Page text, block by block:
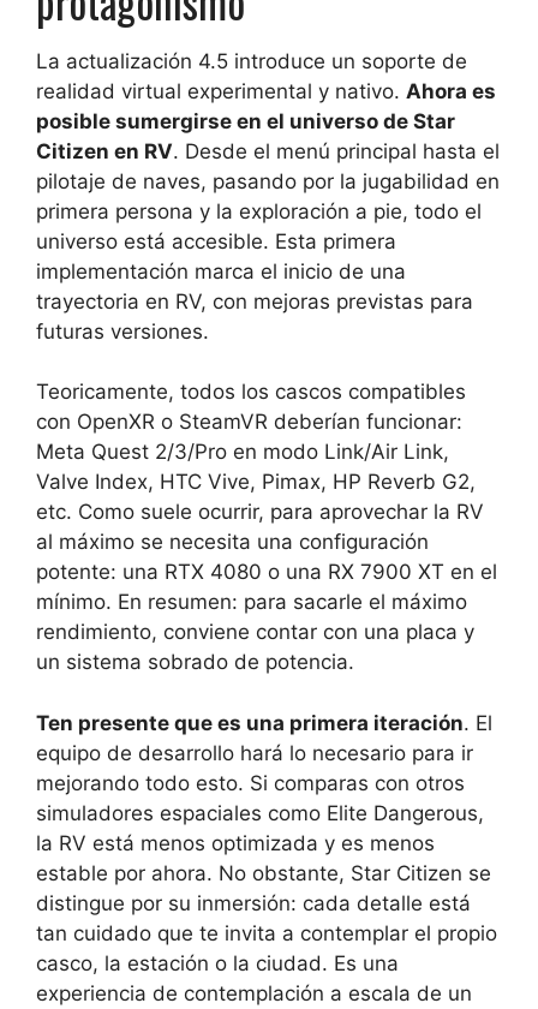
La actualización 4.5 introduce un soporte de
realidad virtual experimental y nativo. Ahora es
posible sumergirse en el universo de Star
Citizen en RV. Desde el menú principal hasta el
pilotaje de naves, pasando por la jugabilidad en
primera persona y la exploración a pie, todo el
universo está accesible. Esta primera
implementación marca el inicio de una
trayectoria en RV, con mejoras previstas para
futuras versiones.
Teoricamente, todos los cascos compatibles
con OpenXR o SteamVR deberían funcionar:
Meta Quest 2/3/Pro en modo Link/Air Link,
Valve Index, HTC Vive, Pimax, HP Reverb G2,
etc. Como suele ocurrir, para aprovechar la RV
al máximo se necesita una configuración
potente: una RTX 4080 o una RX 7900 XT en el
mínimo. En resumen: para sacarle el máximo
rendimiento, conviene contar con una placa y
un sistema sobrado de potencia.
Ten presente que es una primera iteración. El
equipo de desarrollo hará lo necesario para ir
mejorando todo esto. Si comparas con otros
simuladores espaciales como Elite Dangerous,
la RV está menos optimizada y es menos
estable por ahora. No obstante, Star Citizen se
distingue por su inmersión: cada detalle está
tan cuidado que te invita a contemplar el propio
casco, la estación o la ciudad. Es una
experiencia de contemplación a escala de un